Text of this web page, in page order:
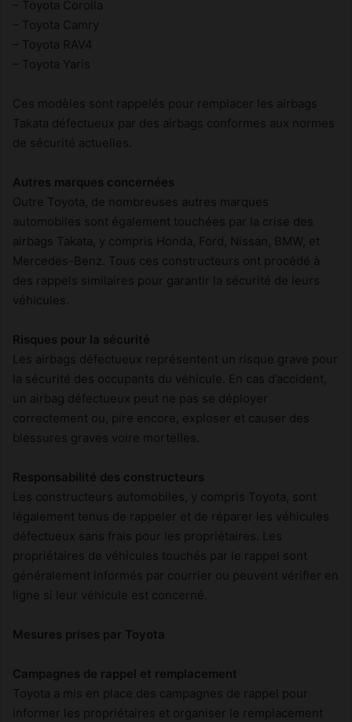
– Toyota Corolla
– Toyota Camry
– Toyota RAV4
– Toyota Yaris
Ces modèles sont rappelés pour remplacer les airbags
Takata défectueux par des airbags conformes aux normes
de sécurité actuelles.
Autres marques concernées
Outre Toyota, de nombreuses autres marques
automobiles sont également touchées par la crise des
airbags Takata, y compris Honda, Ford, Nissan, BMW, et
Mercedes-Benz. Tous ces constructeurs ont procédé à
des rappels similaires pour garantir la sécurité de leurs
véhicules.
Risques pour la sécurité
Les airbags défectueux représentent un risque grave pour
la sécurité des occupants du véhicule. En cas d’accident,
un airbag défectueux peut ne pas se déployer
correctement ou, pire encore, exploser et causer des
blessures graves voire mortelles.
Responsabilité des constructeurs
Les constructeurs automobiles, y compris Toyota, sont
légalement tenus de rappeler et de réparer les véhicules
défectueux sans frais pour les propriétaires. Les
propriétaires de véhicules touchés par le rappel sont
généralement informés par courrier ou peuvent vérifier en
ligne si leur véhicule est concerné.
Mesures prises par Toyota
Campagnes de rappel et remplacement
Toyota a mis en place des campagnes de rappel pour
informer les propriétaires et organiser le remplacement